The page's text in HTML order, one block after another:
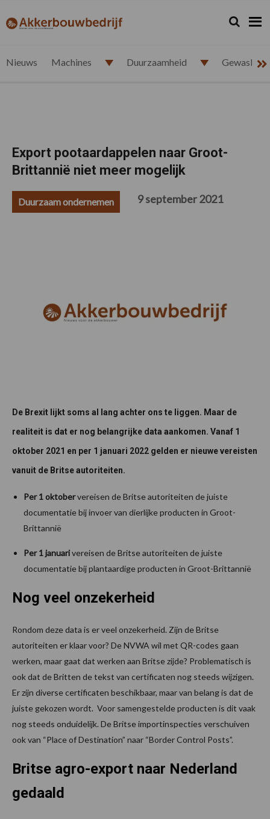
de
de
de
de
akkerbouwbedrijf.nl Zoeken...
Zoek
Nieuws Machines Duurzaamheid
Export pootaardappelen naar Groot-
Brittannië niet meer mogelijk
Duurzaam ondernemen 9 september 2021
De Brexit lijkt soms al lang achter ons te liggen. Maar de
realiteit is dat er nog belangrijke data aankomen. Vanaf 1
oktober 2021 en per 1 januari 2022 gelden er nieuwe vereisten
vanuit de Britse autoriteiten.
Per 1 oktobervereisen de Britse autoriteiten de juiste
documentatie bij invoer van dierlijke producten in Groot-
Brittannië
Per 1 januarivereisen de Britse autoriteiten de juiste
documentatie bij plantaardige producten in Groot-Brittannië
Nog veel onzekerheid
Rondom deze data is er veel onzekerheid. Zijn de Britse
autoriteiten er klaar voor? De NVWA wil met QR-codes gaan
werken, maar gaat dat werken aan Britse zijde? Problematisch is
ook dat de Britten de tekst van certificaten nog steeds wijzigen.
Er zijn diverse certificaten beschikbaar, maar van belang is dat de
juiste gekozen wordt. Voor samengestelde producten is dit vaak
nog steeds onduidelijk. De Britse importinspecties verschuiven
ook van “Place of Destination” naar “Border Control Posts”.
Britse agro-export naar Nederland
gedaald